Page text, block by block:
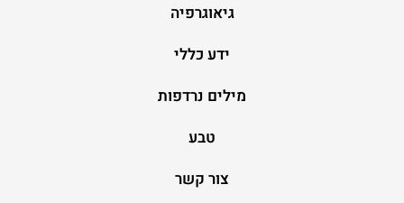
גיאוגרפיה
ידע כללי
מילים נרדפות
טבע
צור קשר